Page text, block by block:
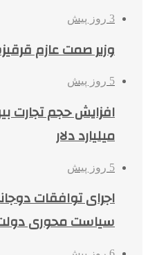
3 روز پیش
وزیر صمت عازم
5 روز پیش
میلیارد دلار
5 روز پیش
اجرای توافقات
سیاست محوری